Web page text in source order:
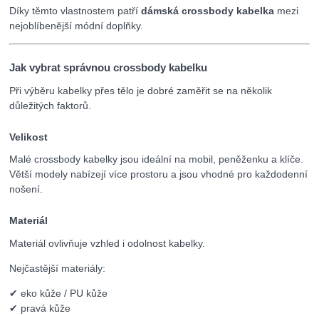
Díky těmto vlastnostem patřídámská crossbody kabelka mezi
nejoblíbenější módní doplňky.
Jak vybrat správnou crossbody kabelku
Při výběru kabelky přes tělo je dobré zaměřit se na několik
důležitých faktorů.
Velikost
Malé crossbody kabelky jsou ideální na mobil, peněženku a klíče.
Větší modely nabízejí více prostoru a jsou vhodné pro každodenní
nošení.
Materiál
Materiál ovlivňuje vzhled i odolnost kabelky.
Nejčastější materiály:
✔ eko kůže / PU kůže
✔ pravá kůže